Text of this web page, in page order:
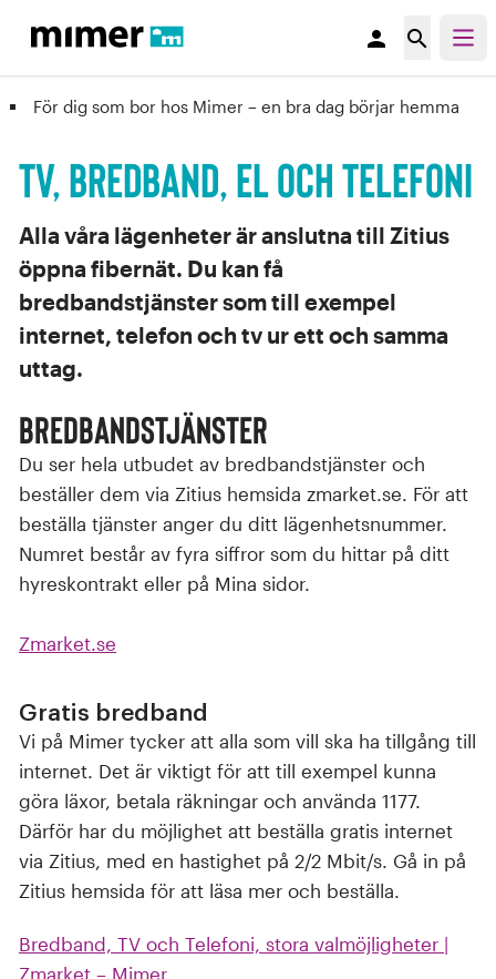
person search
Tv, bredband, el och telefoni
För dig som bor hos Mimer – en bra dag börjar hemma
Alla våra lägenheter är anslutna till Zitius
öppna fibernät. Du kan få
bredbandstjänster som till exempel
internet, telefon och tv ur ett och samma
uttag.
Bredbandstjänster
Du ser hela utbudet av bredbandstjänster och
beställer dem via Zitius hemsida zmarket.se. För att
beställa tjänster anger du ditt lägenhetsnummer.
Numret består av fyra siffror som du hittar på ditt
hyreskontrakt eller på Mina sidor.
Zmarket.se
Gratis bredband
Vi på Mimer tycker att alla som vill ska ha tillgång till
internet. Det är viktigt för att till exempel kunna
göra läxor, betala räkningar och använda 1177.
Därför har du möjlighet att beställa gratis internet
via Zitius, med en hastighet på 2/2 Mbit/s. Gå in på
Zitius hemsida för att läsa mer och beställa.
Bredband, TV och Telefoni, stora valmöjligheter |
Zmarket – Mimer